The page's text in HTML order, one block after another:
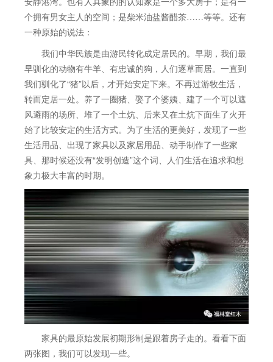
个拥有男女主人的空间；是柴米油盐酱醋茶……等等。还有
一种原始的说法：
我们中华民族是由游民转化成定居民的。早期，我们最
早驯化的动物有牛羊、有忠诚的狗，人们逐草而居。一直到
我们驯化了“猪”以后，才开始安定下来。不再过游牧生活，
转而定居一处。养了一圈猪、娶了个婆姨、建了一个可以遮
风避雨的场所、堆了一个土炕、后来又在土炕下面生了火开
始了比较安定的生活方式。为了生活的更美好，发现了一些
生活用品、出现了家具以及家居用品、动手制作了一些家
具、那时候还没有“发明创造”这个词、人们生活在追求和想
象力极大丰富的时期。
家具的最原始发展初期形制是跟着房子走的。看看下面
两张图，我们可以发现一些。